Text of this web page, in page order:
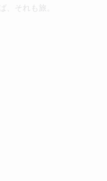
、それも旅。